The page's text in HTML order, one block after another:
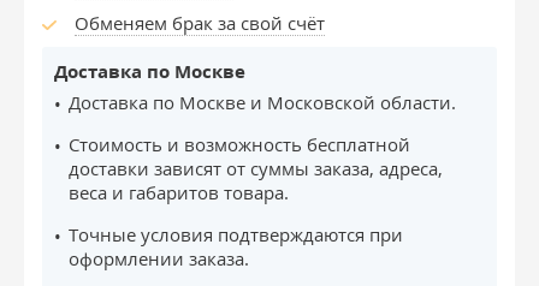
Обменяем брак за свой счёт
Доставка по Москве
Доставка по Москве и Московской области.
Стоимость и возможность бесплатной
доставки зависят от суммы заказа, адреса,
веса и габаритов товара.
Точные условия подтверждаются при
оформлении заказа.